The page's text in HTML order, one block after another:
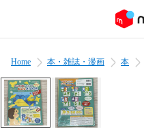
Home 本・雑誌・漫画 本